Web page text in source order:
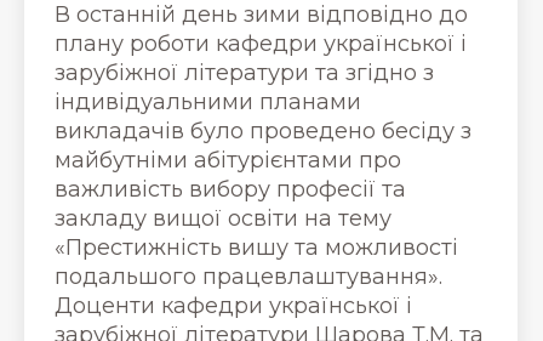
В останній день зими відповідно до
плану роботи кафедри української і
зарубіжної літератури та згідно з
індивідуальними планами
викладачів було проведено бесіду з
майбутніми абітурієнтами про
важливість вибору професії та
закладу вищої освіти на тему
«Престижність вишу та можливості
подальшого працевлаштування».
Доценти кафедри української і
зарубіжної літератури Шарова Т.М. та